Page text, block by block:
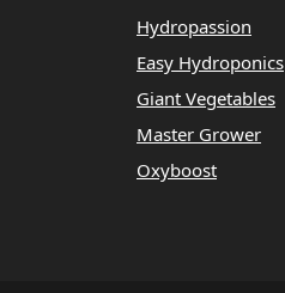
Hydropassion
Easy Hydroponics
Giant Vegetables
Master Grower
Oxyboost